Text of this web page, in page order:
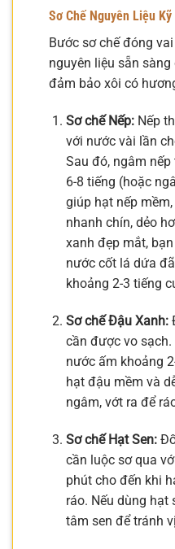
Sơ Chế Nguyên Liệu
Bước sơ chế đóng
nguyên liệu sẵn
đảm bảo xôi có
Sơ chế Nếp:Nếp
với nước vài lần
Sau đó, ngâm
6-8 tiếng (hoặc
giúp hạt nếp
nhanh chín, dẻo
xanh đẹp mắt,
nước cốt lá dứa
khoảng 2-3 tiếng
Sơ chế Đậu Xanh:
cần được vo
nước ấm khoảng
hạt đậu mềm và
ngâm, vớt ra để
Sơ chế Hạt Sen:
cần luộc sơ qua
phút cho đến khi
ráo. Nếu dùng hạt
tâm sen để tránh